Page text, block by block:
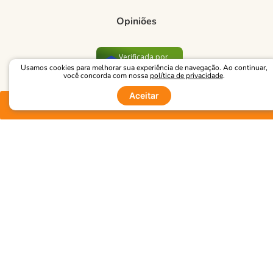
Usamos cookies para melhorar sua experiência de navegação. Ao continuar,
você concorda com nossa política de privacidade.
Aceitar
Comprar
Política de Privacidade
Regulamento e Promoções
Opiniões
Verificada por
Formas de Pagamentos